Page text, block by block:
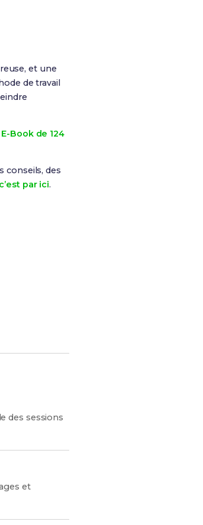
et une
de travail
E-Book de 124
conseils, des
c’est par ici.
des sessions
et